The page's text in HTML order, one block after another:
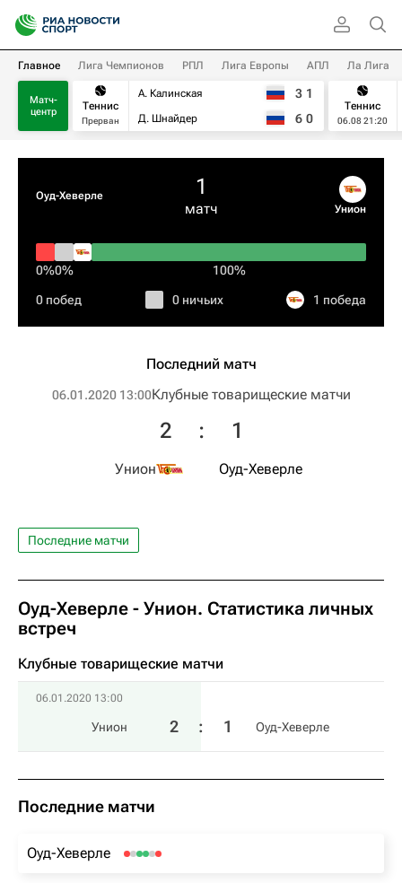
Главное Лига Чемпионов РПЛ Лига Европы АПЛ Ла Лига
Матч-
центр
Теннис
Прерван
А. Калинская
Д. Шнайдер
3 1
6 0
Теннис
06.08 21:20
Оуд-Хеверле 1
матч Унион
0%0% 100%
0 побед 0 ничьих 1 победа
Последний матч
06.01.2020 13:00Клубные товарищеские матчи
Унион
2 : 1
Оуд-Хеверле
Последние матчи
Оуд-Хеверле - Унион. Статистика личных
встреч
Клубные товарищеские матчи
06.01.2020 13:00
Унион 2 : 1 Оуд-Хеверле
Последние матчи
Оуд-Хеверле